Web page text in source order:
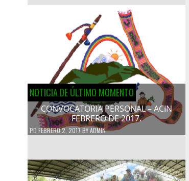
NOTICIA DE ÚLTIMO MOMENTO
CONVOCATORIA PERSONAL – ACIN
FEBRERO DE 2017.
PD FEBRERO 2, 2017BYADMIN